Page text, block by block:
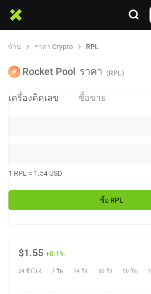
บ้าน ราคา Crypto RPL
Rocket Pool ราคา (RPL)
เครื่องคิดเลข ซื้อขาย
1 RPL ≈ 1.54 USD
ซื้อ RPL
$1.55 +0.1%
24 ชั่วโมง 7 วัน 14 วัน 30 วัน 90 วัน